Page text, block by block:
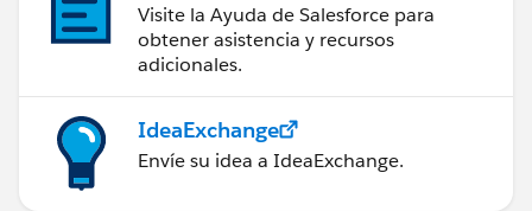
Visite la Ayuda de Salesforce para
obtener asistencia y recursos
adicionales.
IdeaExchange
Envíe su idea a IdeaExchange.